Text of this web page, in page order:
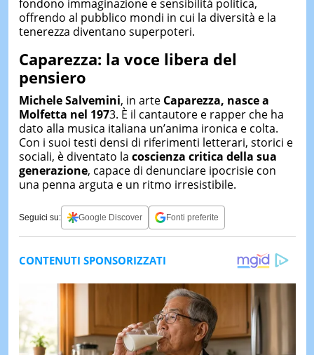
fondono immaginazione e sensibilità politica,
offrendo al pubblico mondi in cui la diversità e la
tenerezza diventano superpoteri.
Caparezza: la voce libera del
pensiero
Michele Salvemini, in arte Caparezza, nasce a
Molfetta nel 1973. È il cantautore e rapper che ha
dato alla musica italiana un’anima ironica e colta.
Con i suoi testi densi di riferimenti letterari, storici e
sociali, è diventato la coscienza critica della sua
generazione, capace di denunciare ipocrisie con
una penna arguta e un ritmo irresistibile.
Seguici su: Google Discover Fonti preferite